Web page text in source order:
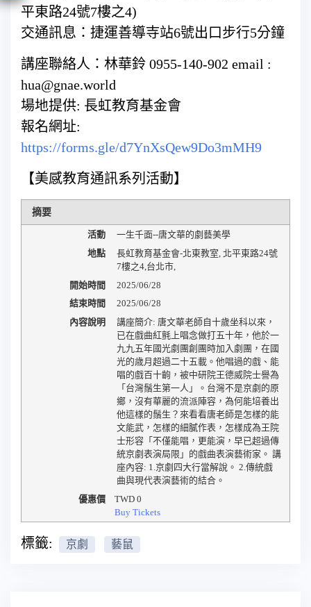
平東路24號7樓之4)
交通訊息：捷運善導寺站6號出口步行5分鐘
講座聯絡人：林華鈴 0955-140-902 email :
hua@gnae.world
場地提供: 長虹教育基金會
報名網址:
https://forms.gle/d7YnXsQew9Do3mMH9
【美感教育通訊系列活動】
摘要
活動
一生千面--唐文華的劇藝美學
地點
長虹教育基金會-北東教室 北平東路24號
7樓之4, 台北市,
開始時間
2025/06/28
結束時間
2025/06/28
內容說明
講座簡介: 唐文華老師自十歲坐科以來，
已在戲曲紅氈上唱念做打五十年，他於一
九九五年國光劇團創團時加入劇團，在國
光的歳月超過二十五載。他唱過的戲、能
唱的戲百十齣，被中研院王德威院士譽為
「台灣鬚生第一人」。台灣不是京劇的原
鄉，沒有華麗的流派陣容，為何能培養出
他這樣的鬚生？來看看唐老師是怎樣的能
文能武，怎樣的細膩作表，怎樣成為王院
士形容「不僅能唱，更能演，早已超過傳
統京劇表演局限」的戲曲表演藝術家。 講
座內容: 1.京劇四大行當解說。 2.傳統戲
曲與現代表演藝術的結合。
優惠價
TWD0
Buy Tickets
標籤: 京劇 藝鼠